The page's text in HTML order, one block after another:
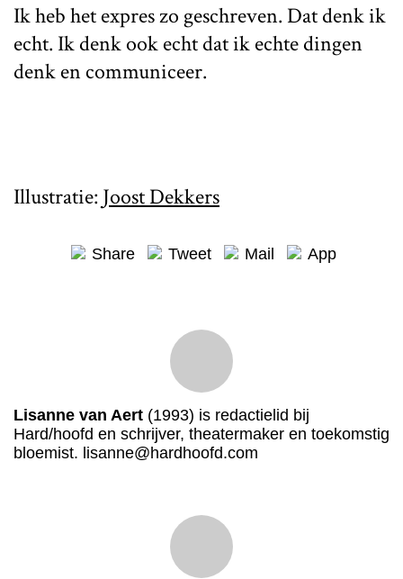
Ik heb het expres zo geschreven. Dat denk ik
echt. Ik denk ook echt dat ik echte dingen
denk en communiceer.
Illustratie: Joost Dekkers
Share Tweet Mail App
Lisanne van Aert (1993) is redactielid bij
Hard/hoofd en schrijver, theatermaker en toekomstig
bloemist. lisanne@hardhoofd.com